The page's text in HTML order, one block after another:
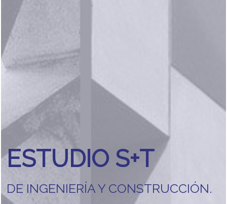
ESTUDIO S+T
DE INGENIERÍA Y CONSTRUCCIÓN.